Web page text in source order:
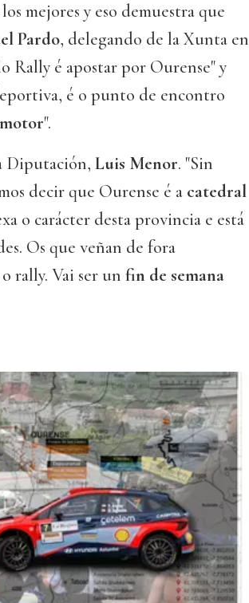
mejores y eso demuestra que
Pardo, delegando de la Xunta en
Rally é apostar por Ourense" y
é o punto de encontro
".
Diputación, Luis Menor. "Sin
decir que Ourense é a catedral
o carácter desta provincia e está
Os que veñan de fora
rally. Vai ser un fin de semana